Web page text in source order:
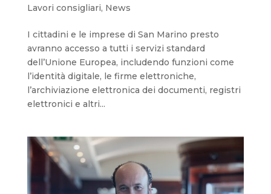
Lavori consigliari, News
I cittadini e le imprese di San Marino presto
avranno accesso a tutti i servizi standard
dell’Unione Europea, includendo funzioni come
l’identità digitale, le firme elettroniche,
l’archiviazione elettronica dei documenti, registri
elettronici e altri...